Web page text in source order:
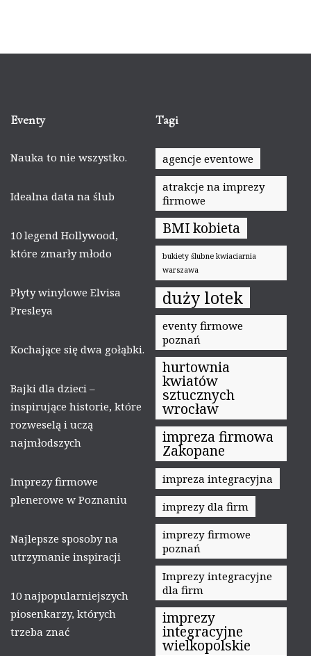
Eventy
Nauka to nie wszystko.
Idealna data na ślub
10 legend Hollywood,
które zmarły młodo
Płyty winylowe Elvisa
Presleya
Kochające się dwa gołąbki.
Bajki dla dzieci –
inspirujące historie, które
rozweselą i uczą
najmłodszych
Imprezy firmowe
plenerowe w Poznaniu
Najlepsze sposoby na
utrzymanie inspiracji
10 najpopularniejszych
piosenkarzy, których
trzeba znać
Tagi
agencje eventowe
atrakcje na imprezy
firmowe
BMI kobieta
bukiety ślubne kwiaciarnia
warszawa
duży lotek
eventy firmowe
poznań
hurtownia
kwiatów
sztucznych
wrocław
impreza firmowa
Zakopane
impreza integracyjna
imprezy dla firm
imprezy firmowe
poznań
Imprezy integracyjne
dla firm
imprezy
integracyjne
wielkopolskie